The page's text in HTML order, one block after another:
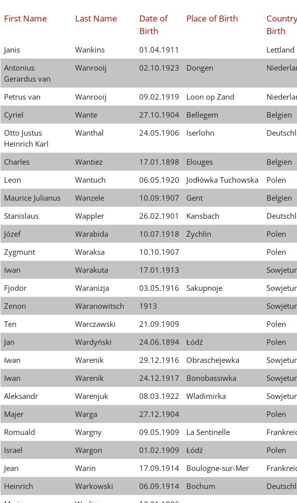
First Name Last Name
Date of
Birth
Place of Birth
Birth
Janis Wankins 01.04.1911
Lettland
Antonius
Gerardus van
Wanrooij 02.10.1923 Dongen
Petrus van Wanrooij 09.02.1919 Loon op Zand
Cyriel
Wante 27.10.1904 Bellegem
Belgien
Otto Justus
Heinrich Karl
Wanthal 24.05.1906 Iserlohn
Charles Wantiez 17.01.1898 Elouges
Belgien
Leon
Wantuch 06.05.1920 Jodłówka Tuchowska
Polen
Maurice Julianus
Wanzele 10.09.1907 Gent
Belgien
Stanislaus
Wappler 26.02.1901 Kansbach
Józef
Warabida 10.07.1918 Żychlin
Polen
Zygmunt
Waraksa 10.10.1907
Polen
Iwan
Warakuta 17.01.1913
Fjodor
Waranizja 03.05.1916 Sakupnoje
Zenon
Waranowitsch 1913
Ten
Warczawski 21.09.1909
Polen
Jan
Wardyński 24.06.1894 Łódź
Polen
Iwan
Warenik 29.12.1916 Obraschejewka
Iwan
Warenik 24.12.1917 Bonobassiwka
Aleksandr
Warenjuk 08.03.1922 Wladimirka
Majer
Warga 27.12.1904
Polen
Romuald
Wargny 09.05.1909 La Sentinelle
Israel
Wargon 01.02.1909 Łódź
Polen
Jean
Warin 17.09.1914 Boulogne-sur-Mer
Heinrich
Warkowski 06.09.1914 Bochum